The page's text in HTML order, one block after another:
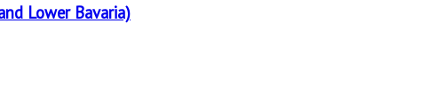
Lower Bavaria)